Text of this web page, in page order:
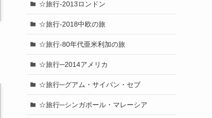
☆旅行-2013ロンドン
☆旅行-2018中欧の旅
☆旅行-80年代亜米利加の旅
☆旅行─2014アメリカ
☆旅行─グアム・サイパン・セブ
☆旅行─シンガポール・マレーシア